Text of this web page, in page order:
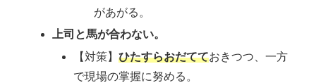
があがる。
上司と馬が合わない。
【対策】 ひたすらおだてておきつつ、一方
で現場の掌握に努める。